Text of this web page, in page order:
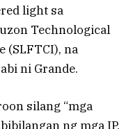
light sa
Technological
(SLFTCI), na
ni Grande.
silang “mga
ng mga IP,